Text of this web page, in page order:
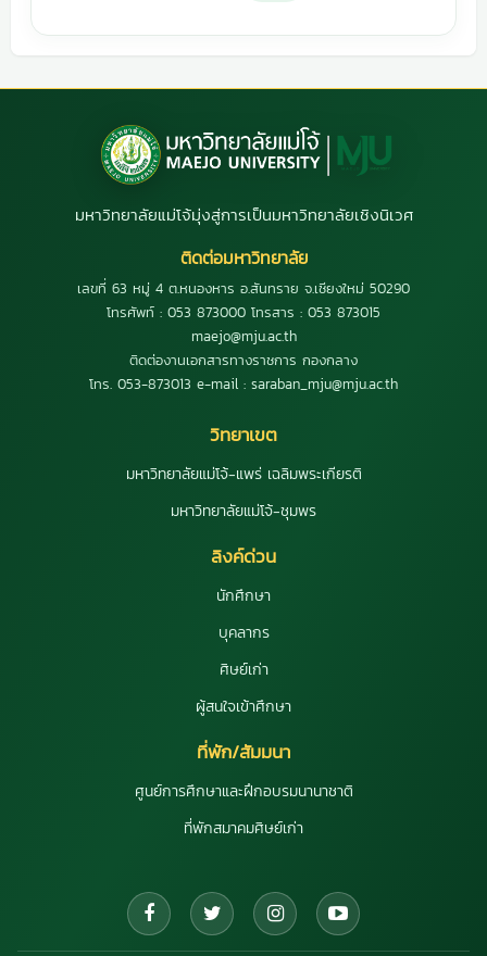
มหาวิทยาลัยแม่โจ้มุ่งสู่การเป็นมหาวิทยาลัยเชิงนิเวศ
ติดต่อมหาวิทยาลัย
เลขที่ 63 หมู่ 4 ต.หนองหาร อ.สันทราย จ.เชียงใหม่ 50290
โทรศัพท์ : 053 873000 โทรสาร : 053 873015
maejo@mju.ac.th
ติดต่องานเอกสารทางราชการ กองกลาง
โทร. 053-873013 e-mail : saraban_mju@mju.ac.th
วิทยาเขต
มหาวิทยาลัยแม่โจ้-แพร่ เฉลิมพระเกียรติ
มหาวิทยาลัยแม่โจ้-ชุมพร
ลิงค์ด่วน
นักศึกษา
บุคลากร
ศิษย์เก่า
ผู้สนใจเข้าศึกษา
ที่พัก/สัมมนา
ศูนย์การศึกษาและฝึกอบรมนานาชาติ
ที่พักสมาคมศิษย์เก่า